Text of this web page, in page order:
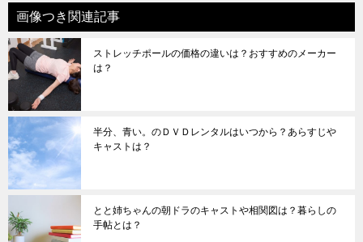
画像つき関連記事
ストレッチポールの価格の違いは？おすすめのメーカー
は？
半分、青い。のＤＶＤレンタルはいつから？あらすじや
キャストは？
とと姉ちゃんの朝ドラのキャストや相関図は？暮らしの
手帖とは？